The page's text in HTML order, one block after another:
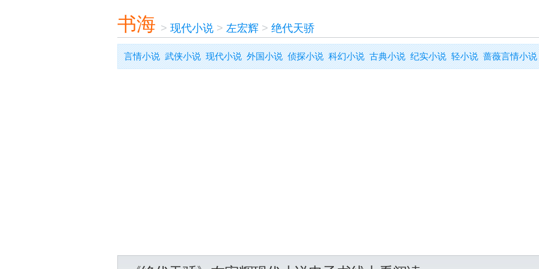
书海 > 现代小说> 左宏辉 > 绝代天骄
言情小说 武侠小说 现代小说 外国小说 侦探小说 科幻小说 古典小说 纪实小说 轻小说 蔷薇言情小说